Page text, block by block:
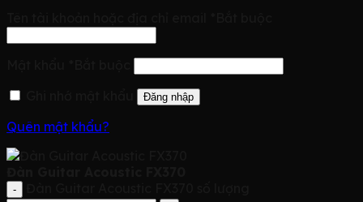
Đăng nhập
Quên mật khẩu?